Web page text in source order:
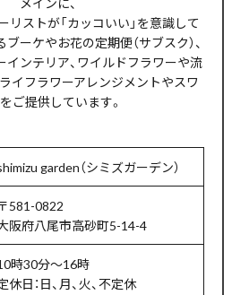
リストが「カッコいい」を意識して
ーケやお花の定期便（サブスク）、
インテリア、ワイルドフラワーや流
イフラワーアレンジメントやスワ
ご提供しています。
garden（シミズガーデン）
581-0822
阪府八尾市高砂町5-14-4
時30分～16時
休日：日、月、火、不定休